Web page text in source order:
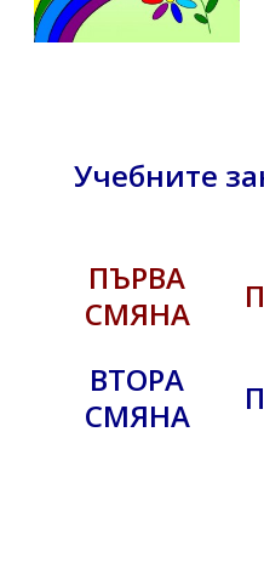
Учебните
ПЪРВА
СМЯНА
ВТОРА
СМЯНА